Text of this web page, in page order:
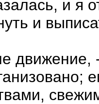
и я
и
движение,